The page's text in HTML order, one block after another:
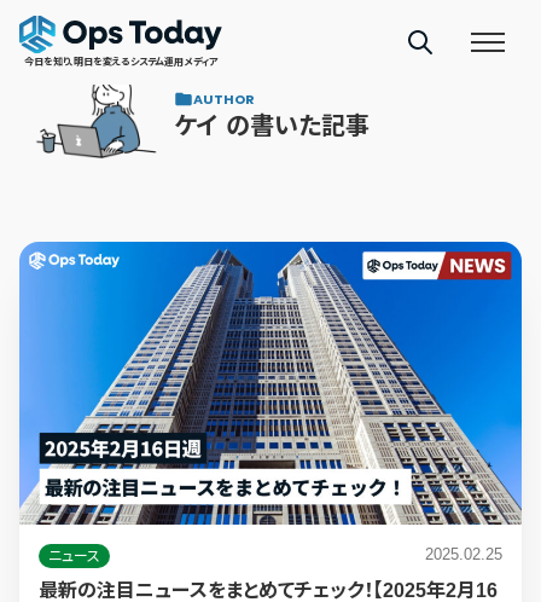
今日を知り、明日を変えるシステム運用メディア
AUTHOR
ケイ の書いた記事
ニュース 2025.02.25
最新の注目ニュースをまとめてチェック！【2025年2月16